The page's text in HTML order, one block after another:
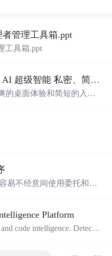
者管理工具箱.ppt
工具箱.ppt
OpenHuman 是你的个人 AI 超级智能 私密、简洁、极其强大
的桌面体验和简短的入门
境、可作为真实参与者加
记住你，即使你停止输入
易不经意间使用委托和匿
Platform
code intelligence. Detects